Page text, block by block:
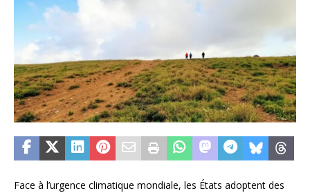
Face à l’urgence climatique mondiale, les États adoptent des